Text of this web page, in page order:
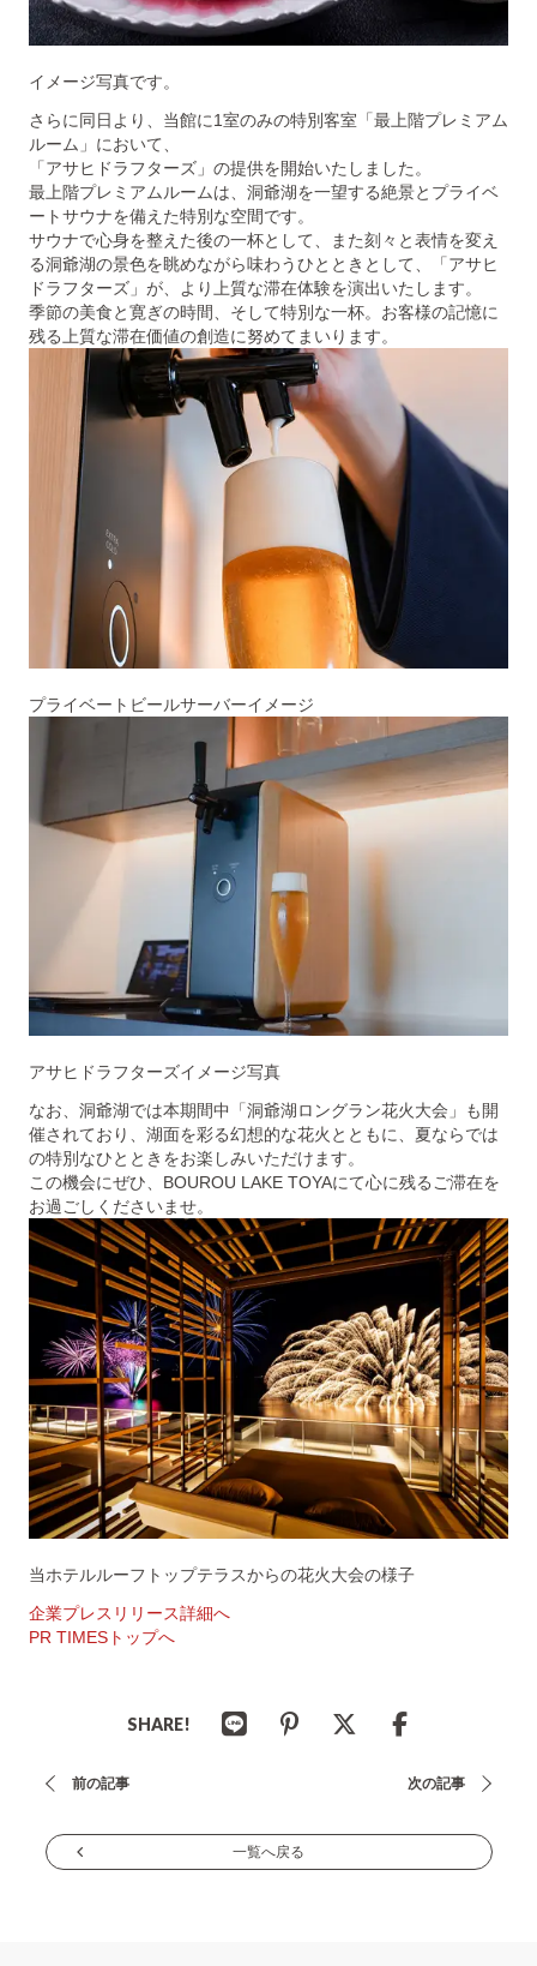
イメージ写真です。
さらに同日より、当館に1室のみの特別客室「最上階プレミアム
ルーム」において、
「アサヒドラフターズ」の提供を開始いたしました。
最上階プレミアムルームは、洞爺湖を一望する絶景とプライベ
ートサウナを備えた特別な空間です。
サウナで心身を整えた後の一杯として、また刻々と表情を変え
る洞爺湖の景色を眺めながら味わうひとときとして、「アサヒ
ドラフターズ」が、より上質な滞在体験を演出いたします。
季節の美食と寛ぎの時間、そして特別な一杯。お客様の記憶に
残る上質な滞在価値の創造に努めてまいります。
プライベートビールサーバーイメージ
アサヒドラフターズイメージ写真
なお、洞爺湖では本期間中「洞爺湖ロングラン花火大会」も開
催されており、湖面を彩る幻想的な花火とともに、夏ならでは
の特別なひとときをお楽しみいただけます。
この機会にぜひ、BOUROU LAKE TOYAにて心に残るご滞在を
お過ごしくださいませ。
当ホテルルーフトップテラスからの花火大会の様子
企業プレスリリース詳細へ
PR TIMESトップへ
SHARE!
投
ナ
前の記事 次の記事
一覧へ戻る